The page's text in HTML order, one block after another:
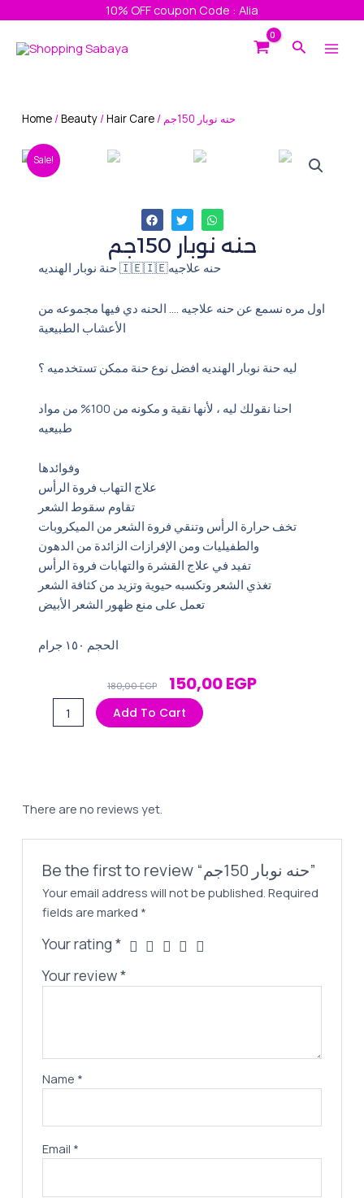
content
10% OFF coupon Code : Alia
Search
حنه نوبار 150جم
حنة نوبار الهنديه 🇮🇪🇮🇪حنه علاجيه
اول مره نسمع عن حنه علاجيه …. الحنه دي فيها مجموعه من
الأعشاب الطبيعية
ليه حنة نوبار الهنديه افضل نوع حنة ممكن تستخدميه ؟
احنا نقولك ليه ، لأنها نقية و مكونه من 100% من مواد
طبيعيه
علاج التهاب فروة الرأس
تقاوم سقوط الشعر
تخف حرارة الرأس وتنقي فروة الشعر من الميكروبات
تفيد في علاج القشرة والتهابات فروة الرأس
تغذي الشعر وتكسبه حيوية وتزيد من كثافة الشعر
تعمل على منع ظهور الشعر الأبيض
الحجم ١٥٠ جرام
180,00EGP Original
Price
Was:
150,00EGPCurrent
Add To Cart
Home/Beauty/Hair Care / حنه نوبار 150جم
Sale!
There are no reviews yet.
Be the first to review “حنه نوبار 150جم”
Your email address will not be published. Required
fields are marked *
Your rating*
Your review*
Name *
Email *